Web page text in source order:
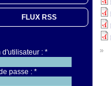
FLUX RSS
d'utilisateur : *
passe : *
»